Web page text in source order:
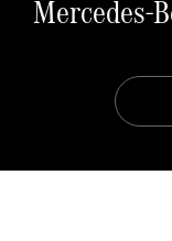
Mercedes-